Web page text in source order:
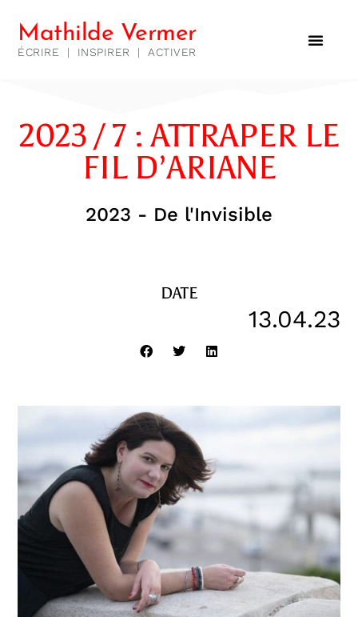
Mathilde Vermer
ÉCRIRE | INSPIRER | ACTIVER
2023 / 7 : ATTRAPER LE
FIL D’ARIANE
2023 - De l'Invisible
DATE
13.04.23